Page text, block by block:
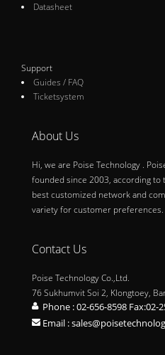
Datasheet
Support
Guides / FAQ
Ticketsystem
About Us
Hi, we are Poise Technology .
founded since 2003, according
best customized network and
variety for customer preferences.
Contact Us
Poise Technology Co.,Ltd.
76 Sukhumvit Soi 2, Klongtoey,
Phone : 02-656-8598 Fax:02-
Email :